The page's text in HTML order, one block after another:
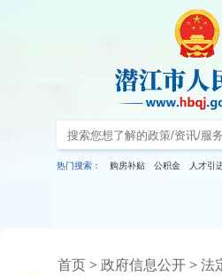
热门搜索： 购房补贴 公积金 人才引
首页 > 政府信息公开 > 法